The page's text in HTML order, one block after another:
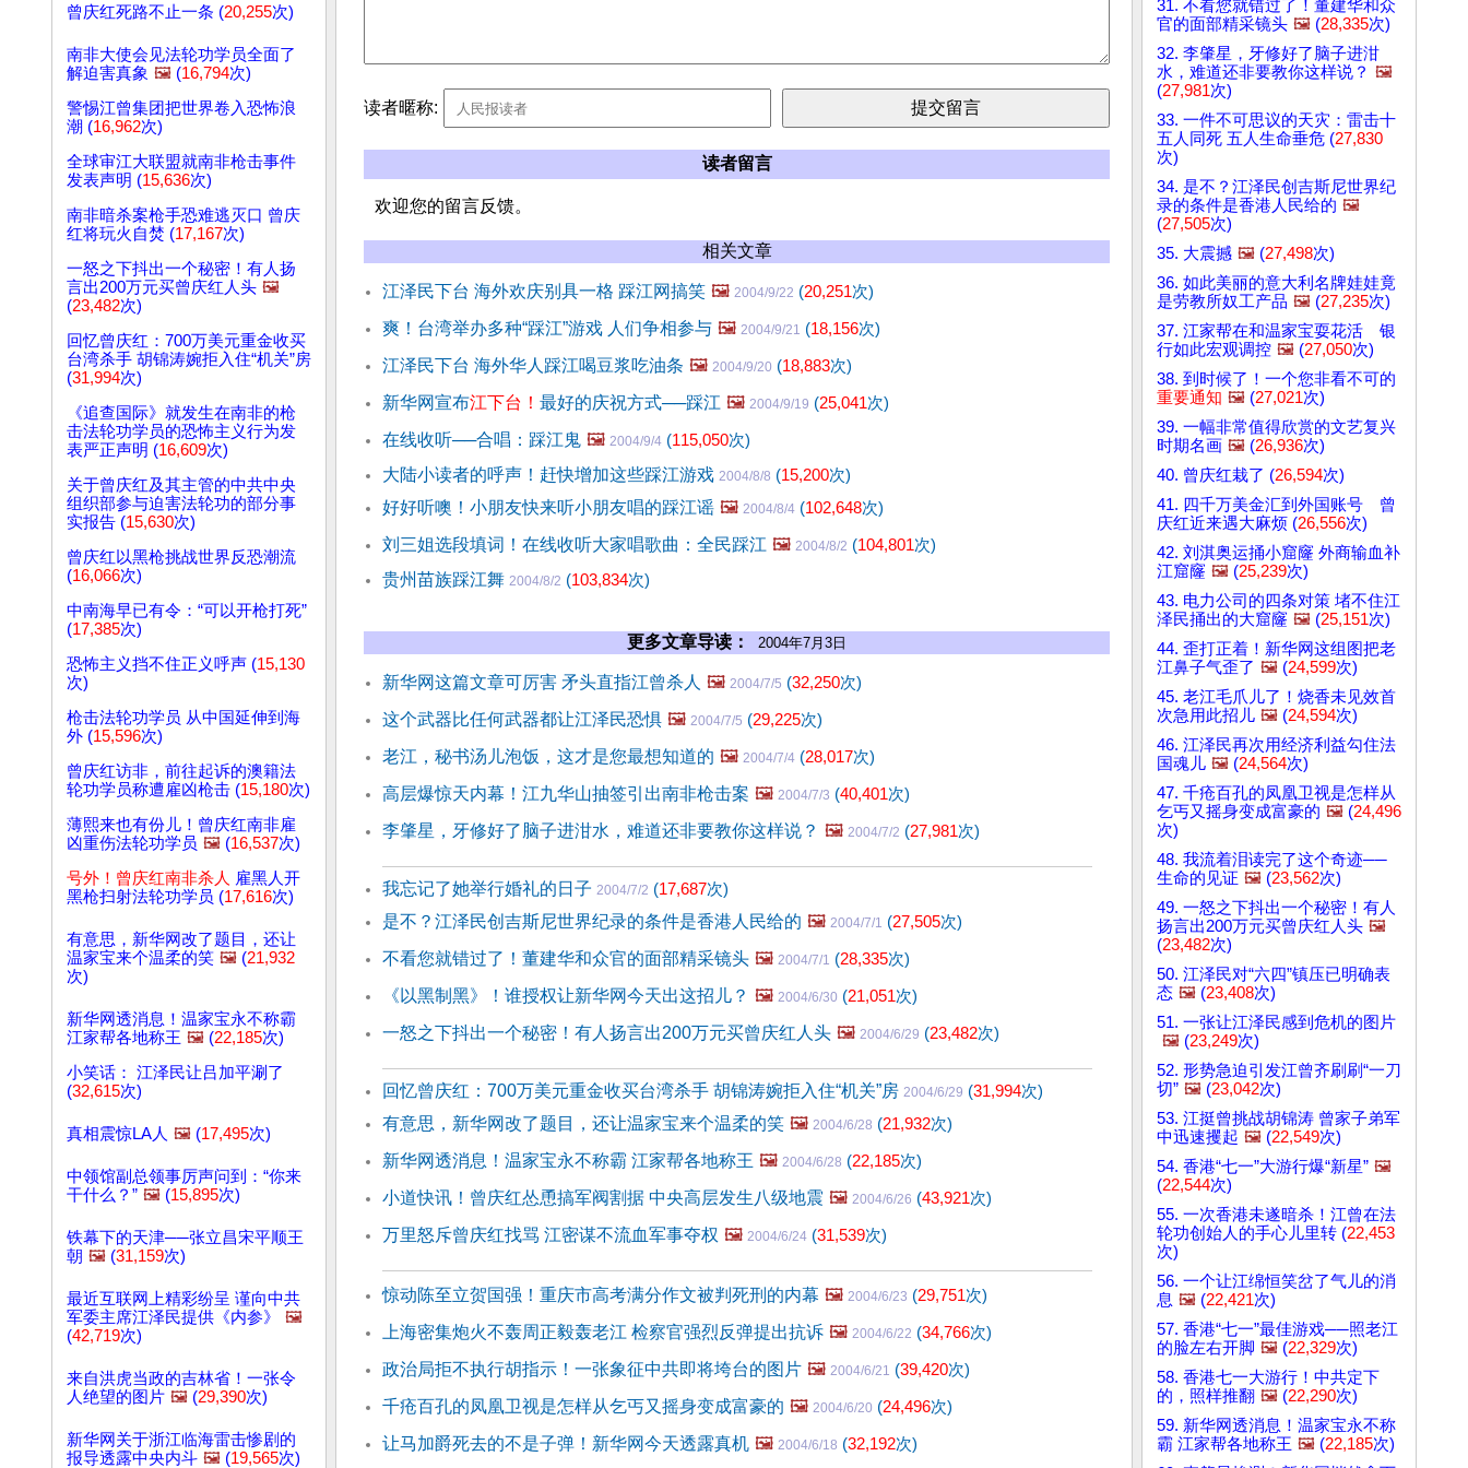
曾庆红死路不止一条 (20,255次)
南非大使会见法轮功学员全面了
解迫害真象 🖼️ (16,794次)
警惕江曾集团把世界卷入恐怖浪
潮 (16,962次)
全球审江大联盟就南非枪击事件
发表声明 (15,636次)
南非暗杀案枪手恐难逃灭口 曾庆
红将玩火自焚 (17,167次)
一怒之下抖出一个秘密！有人扬
言出200万元买曾庆红人头 🖼️
(23,482次)
回忆曾庆红：700万美元重金收买
台湾杀手 胡锦涛婉拒入住“机关”房
(31,994次)
《追查国际》就发生在南非的枪
击法轮功学员的恐怖主义行为发
表严正声明 (16,609次)
关于曾庆红及其主管的中共中央
组织部参与迫害法轮功的部分事
实报告 (15,630次)
曾庆红以黑枪挑战世界反恐潮流
(16,066次)
中南海早已有令：“可以开枪打死”
(17,385次)
恐怖主义挡不住正义呼声 (15,130
次)
枪击法轮功学员 从中国延伸到海
外 (15,596次)
曾庆红访非，前往起诉的澳籍法
轮功学员称遭雇凶枪击 (15,180次)
薄熙来也有份儿！曾庆红南非雇
凶重伤法轮功学员 🖼️ (16,537次)
号外！曾庆红南非杀人 雇黑人开
黑枪扫射法轮功学员 (17,616次)
有意思，新华网改了题目，还让
温家宝来个温柔的笑 🖼️ (21,932
次)
新华网透消息！温家宝永不称霸
江家帮各地称王 🖼️ (22,185次)
小笑话： 江泽民让吕加平涮了
(32,615次)
真相震惊LA人 🖼️ (17,495次)
中领馆副总领事厉声问到：“你来
干什么？” 🖼️ (15,895次)
铁幕下的天津──张立昌宋平顺王
朝 🖼️ (31,159次)
最近互联网上精彩纷呈 谨向中共
军委主席江泽民提供《内参》
🖼️
(42,719次)
来自洪虎当政的吉林省！一张令
人绝望的图片 🖼️ (29,390次)
新华网关于浙江临海雷击惨剧的
报导透露中央内斗 🖼️ (19,565次)
读者暱称:
读者留言
欢迎您的留言反馈。
相关文章
江泽民下台 海外欢庆别具一格 踩江网搞笑 🖼️ 2004/9/22 (20,251次)
爽！台湾举办多种“踩江”游戏 人们争相参与 🖼️ 2004/9/21 (18,156次)
江泽民下台 海外华人踩江喝豆浆吃油条 🖼️ 2004/9/20 (18,883次)
新华网宣布江下台！ 最好的庆祝方式──踩江 🖼️ 2004/9/19 (25,041次)
在线收听──合唱：踩江鬼 🖼️ 2004/9/4 (115,050次)
大陆小读者的呼声！赶快增加这些踩江游戏 2004/8/8 (15,200次)
好好听噢！小朋友快来听小朋友唱的踩江谣 🖼️ 2004/8/4 (102,648次)
刘三姐选段填词！在线收听大家唱歌曲：全民踩江 🖼️ 2004/8/2 (104,801次)
贵州苗族踩江舞 2004/8/2 (103,834次)
更多文章导读： 2004年7月3日
新华网这篇文章可厉害 矛头直指江曾杀人 🖼️ 2004/7/5 (32,250次)
这个武器比任何武器都让江泽民恐惧 🖼️ 2004/7/5 (29,225次)
老江，秘书汤儿泡饭，这才是您最想知道的 🖼️ 2004/7/4 (28,017次)
高层爆惊天内幕！江九华山抽签引出南非枪击案 🖼️ 2004/7/3 (40,401次)
李肇星，牙修好了脑子进泔水，难道还非要教你这样说？ 🖼️ 2004/7/2 (27,981次)
我忘记了她举行婚礼的日子 2004/7/2 (17,687次)
是不？江泽民创吉斯尼世界纪录的条件是香港人民给的 🖼️ 2004/7/1 (27,505次)
不看您就错过了！董建华和众官的面部精采镜头 🖼️ 2004/7/1 (28,335次)
《以黑制黑》！谁授权让新华网今天出这招儿？ 🖼️ 2004/6/30 (21,051次)
一怒之下抖出一个秘密！有人扬言出200万元买曾庆红人头 🖼️ 2004/6/29 (23,482次)
回忆曾庆红：700万美元重金收买台湾杀手 胡锦涛婉拒入住“机关”房 2004/6/29 (31,994次)
有意思，新华网改了题目，还让温家宝来个温柔的笑 🖼️ 2004/6/28 (21,932次)
新华网透消息！温家宝永不称霸 江家帮各地称王 🖼️ 2004/6/28 (22,185次)
小道快讯！曾庆红怂恿搞军阀割据 中央高层发生八级地震 🖼️ 2004/6/26 (43,921次)
万里怒斥曾庆红找骂 江密谋不流血军事夺权 🖼️ 2004/6/24 (31,539次)
惊动陈至立贺国强！重庆市高考满分作文被判死刑的内幕 🖼️ 2004/6/23 (29,751次)
上海密集炮火不轰周正毅轰老江 检察官强烈反弹提出抗诉 🖼️ 2004/6/22 (34,766次)
政治局拒不执行胡指示！一张象征中共即将垮台的图片 🖼️ 2004/6/21 (39,420次)
千疮百孔的凤凰卫视是怎样从乞丐又摇身变成富豪的 🖼️ 2004/6/20 (24,496次)
让马加爵死去的不是子弹！新华网今天透露真机 🖼️ 2004/6/18 (32,192次)
31. 不看您就错过了！董建华和众
官的面部精采镜头 🖼️ (28,335次)
32. 李肇星，牙修好了脑子进泔
水，难道还非要教你这样说？ 🖼️
(27,981次)
33. 一件不可思议的天灾：雷击十
五人同死 五人生命垂危 (27,830
次)
34. 是不？江泽民创吉斯尼世界纪
录的条件是香港人民给的 🖼️
(27,505次)
35. 大震撼 🖼️ (27,498次)
36. 如此美丽的意大利名牌娃娃竟
是劳教所奴工产品 🖼️ (27,235次)
37. 江家帮在和温家宝耍花活 银
行如此宏观调控 🖼️ (27,050次)
38. 到时候了！一个您非看不可的
重要通知 🖼️ (27,021次)
39. 一幅非常值得欣赏的文艺复兴
时期名画 🖼️ (26,936次)
40. 曾庆红栽了 (26,594次)
41. 四千万美金汇到外国账号 曾
庆红近来遇大麻烦 (26,556次)
42. 刘淇奥运捅小窟窿 外商输血补
江窟窿 🖼️ (25,239次)
43. 电力公司的四条对策 堵不住江
泽民捅出的大窟窿 🖼️ (25,151次)
44. 歪打正着！新华网这组图把老
江鼻子气歪了 🖼️ (24,599次)
45. 老江毛爪儿了！烧香未见效首
次急用此招儿 🖼️ (24,594次)
46. 江泽民再次用经济利益勾住法
国魂儿 🖼️ (24,564次)
47. 千疮百孔的凤凰卫视是怎样从
乞丐又摇身变成富豪的 🖼️ (24,496
次)
48. 我流着泪读完了这个奇迹──
生命的见证 🖼️ (23,562次)
49. 一怒之下抖出一个秘密！有人
扬言出200万元买曾庆红人头 🖼️
(23,482次)
50. 江泽民对“六四”镇压已明确表
态 🖼️ (23,408次)
51. 一张让江泽民感到危机的图片
🖼️ (23,249次)
52. 形势急迫引发江曾齐刷刷“一刀
切” 🖼️ (23,042次)
53. 江挺曾挑战胡锦涛 曾家子弟军
中迅速攫起 🖼️ (22,549次)
54. 香港“七一”大游行爆“新星” 🖼️
(22,544次)
55. 一次香港未遂暗杀！江曾在法
轮功创始人的手心儿里转 (22,453
次)
56. 一个让江绵恒笑岔了气儿的消
息 🖼️ (22,421次)
57. 香港“七一”最佳游戏──照老江
的脸左右开脚 🖼️ (22,329次)
58. 香港七一大游行！中共定下
的，照样推翻 🖼️ (22,290次)
59. 新华网透消息！温家宝永不称
霸 江家帮各地称王 🖼️ (22,185次)